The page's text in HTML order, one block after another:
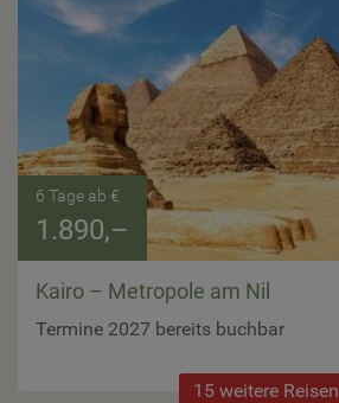
6 Tage ab €
1.890,–
Kairo – Metropole am Nil
Termine 2027 bereits buchbar
15 weitere Reisen